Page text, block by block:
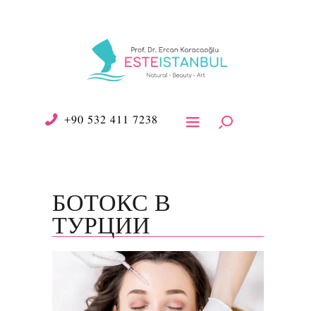
+90 532 411 7238
БОТОКС В
ТУРЦИИ